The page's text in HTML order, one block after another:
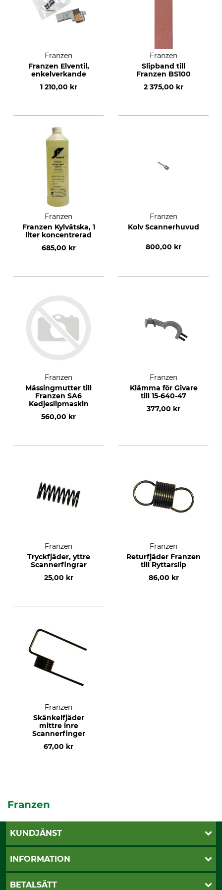
Franzen
Franzen Elventil,
enkelverkande
1 210,00 kr
Franzen
Slipband till
Franzen BS100
2 375,00 kr
Franzen
Franzen Kylvätska, 1
liter koncentrerad
685,00 kr
Franzen
Kolv Scannerhuvud
800,00 kr
Franzen
Mässingmutter till
Franzen SA6
Kedjeslipmaskin
560,00 kr
Franzen
Klämma för Givare
till 15-640-47
377,00 kr
Franzen
Tryckfjäder, yttre
Scannerfingrar
25,00 kr
Franzen
Returfjäder Franzen
till Ryttarslip
86,00 kr
Franzen
Skänkelfjäder
mittre inre
Scannerfinger
67,00 kr
Franzen
KUNDJÄNST
Öppettider
Vanliga frågor
INFORMATION
Butik Vansbro
BETALSÄTT